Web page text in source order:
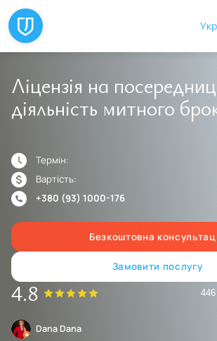
Укр
Ліцензія на
діяльність митного
Термін:
Вартість:
+380 (93) 1000-176
Безкоштовна
Замовити послугу
4.8 446
Dana Dana